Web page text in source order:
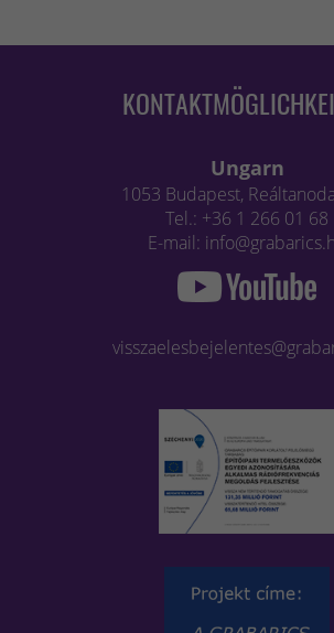
Ungarn
1053 Budapest,
Tel.: +36 1 266 01 68
E-mail: